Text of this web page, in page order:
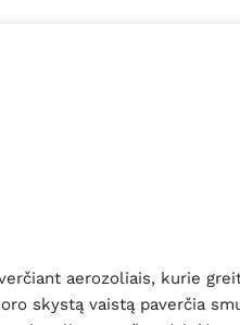
aerozoliais, kurie
skystą vaistą paverčia